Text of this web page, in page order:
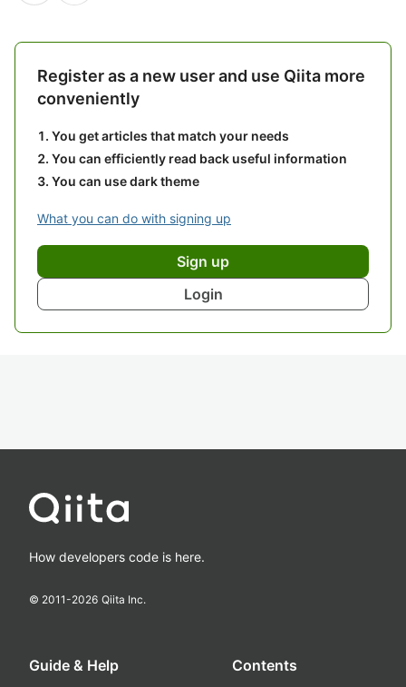
Register as a new user and use Qiita more
conveniently
You get articles that match your needs
You can efficiently read back useful information
You can use dark theme
What you can do with signing up
Sign up
Login
How developers code is here.
© 2011-2026 Qiita Inc.
Guide & Help Contents